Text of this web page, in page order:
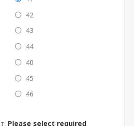
42
43
44
40
45
46
Please select required